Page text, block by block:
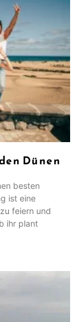
Dünen
besten
ist eine
feiern und
ihr plant